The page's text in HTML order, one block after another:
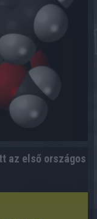
az első országos